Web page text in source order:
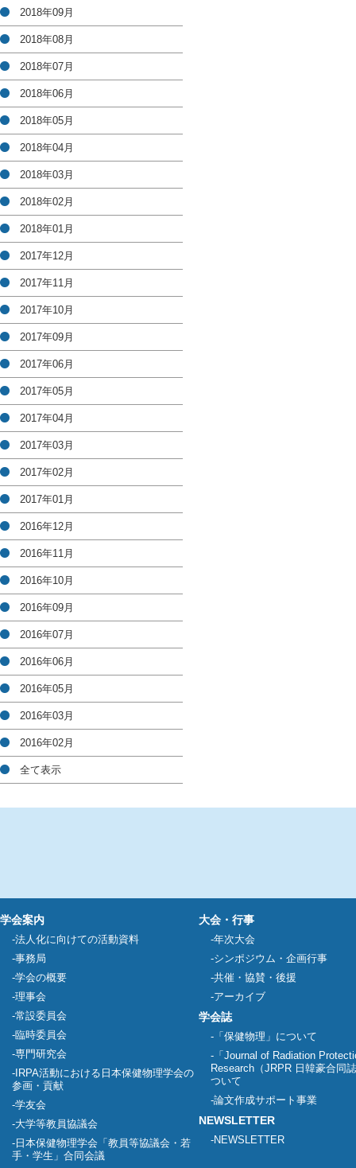
2018年09月
2018年08月
2018年07月
2018年06月
2018年05月
2018年04月
2018年03月
2018年02月
2018年01月
2017年12月
2017年11月
2017年10月
2017年09月
2017年06月
2017年05月
2017年04月
2017年03月
2017年02月
2017年01月
2016年12月
2016年11月
2016年10月
2016年09月
2016年07月
2016年06月
2016年05月
2016年03月
2016年02月
全て表示
学会案内
法人化に向けての活動資料
事務局
学会の概要
理事会
常設委員会
臨時委員会
専門研究会
IRPA活動における日本保健物理学会の
参画・貢献
学友会
大学等教員協議会
日本保健物理学会「教員等協議会・若
手・学生」合同会議
大会・行事
年次大会
シンポジウム・企画行事
共催・協賛・後援
アーカイブ
学会誌
「保健物理」について
「Journal of Radiation
Research（JRPR 日韓豪合同
ついて
論文作成サポート事業
NEWSLETTER
NEWSLETTER